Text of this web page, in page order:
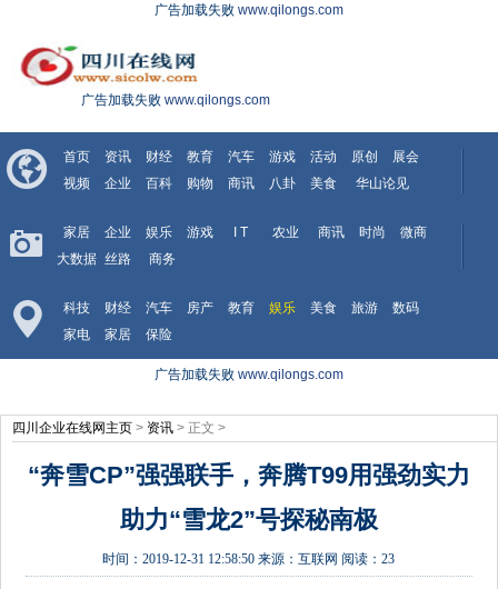
广告加载失败 www.qilongs.com
广告加载失败 www.qilongs.com
首页 资讯 财经 教育 汽车 游戏 活动 原创
展会
视频
企业 百科 购物 商讯 八卦 美食 华山论见
家居 企业 娱乐 游戏 I T 农业 商讯 时尚
微商
大数据 丝路 商务
科技 财经 汽车 房产 教育 娱乐 美食 旅游
数码
家电
家居 保险
广告加载失败 www.qilongs.com
四川企业在线网主页 > 资讯 > 正文 >
“奔雪CP”强强联手，奔腾T99用强劲实力
助力“雪龙2”号探秘南极
时间：2019-12-31 12:58:50 来源：互联网 阅读：23